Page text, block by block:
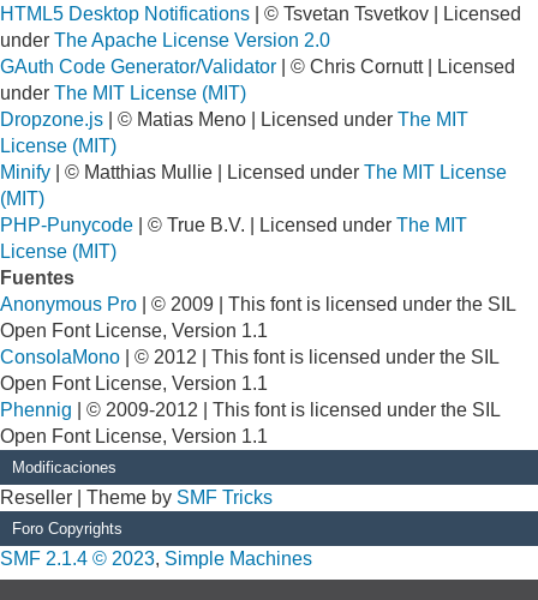
HTML5 Desktop Notifications | © Tsvetan Tsvetkov | Licensed
under The Apache License Version 2.0
GAuth Code Generator/Validator | © Chris Cornutt | Licensed
under The MIT License (MIT)
Dropzone.js | © Matias Meno | Licensed under The MIT
License (MIT)
Minify | © Matthias Mullie | Licensed under The MIT License
(MIT)
PHP-Punycode | © True B.V. | Licensed under The MIT
License (MIT)
Fuentes
Anonymous Pro | © 2009 | This font is licensed under the SIL
Open Font License, Version 1.1
ConsolaMono | © 2012 | This font is licensed under the SIL
Open Font License, Version 1.1
Phennig | © 2009-2012 | This font is licensed under the SIL
Open Font License, Version 1.1
Modificaciones
Reseller | Theme by SMF Tricks
Foro Copyrights
SMF 2.1.4 © 2023, Simple Machines